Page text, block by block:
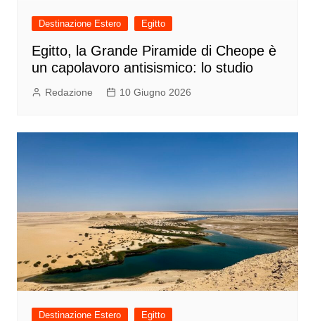
Destinazione Estero Egitto
Egitto, la Grande Piramide di Cheope è
un capolavoro antisismico: lo studio
Redazione 10 Giugno 2026
Destinazione Estero Egitto